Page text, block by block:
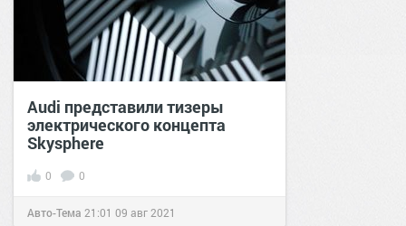
Audi представили тизеры
электрического концепта
Skysphere
0 0
Авто-Тема 21:01 09 авг 2021